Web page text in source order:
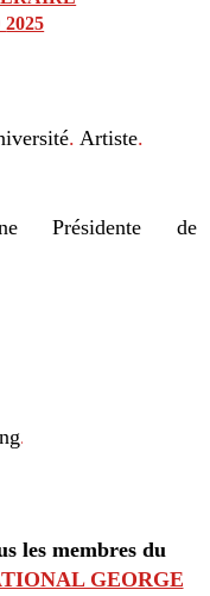
2025
.Artiste.
Présidente de
.
les membres du
GEORGE